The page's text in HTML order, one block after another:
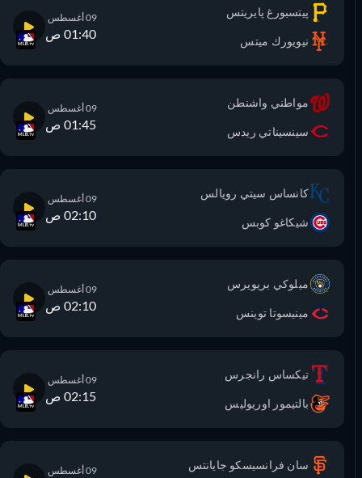
پيتسبورغ پايريتس
نيويورك ميتس 01:40 ص
مواطني واشنطن
سينسيناتي ريدس 01:45 ص
كانساس سيتي رويالس
شيكاغو كوبس 02:10 ص
ميلوكي بريويرس
مينيسوتا توينس 02:10 ص
تيكساس رانجرس
بالتيمور اوريوليس 02:15 ص
سان فرانسيسكو جايانتس